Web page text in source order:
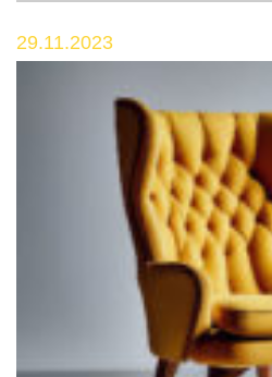
29.11.2023